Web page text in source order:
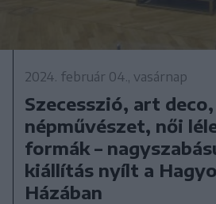
2024. február 04., vasárnap
Szecesszió, art deco,
népművészet, női
formák –
kiállítás nyílt a
Házában